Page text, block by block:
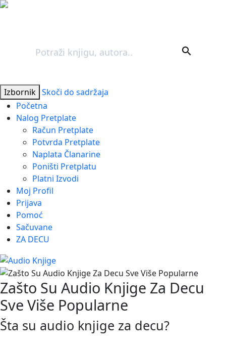
search
Izbornik Skoči do sadržaja
Početna
Nalog Pretplate
Račun Pretplate
Potvrda Pretplate
Naplata Članarine
Poništi Pretplatu
Platni Izvodi
Moj Profil
Prijava
Pomoć
Sačuvane
ZA DECU
Zašto Su Audio Knjige Za Decu
Sve Više Popularne
Šta su audio knjige za decu?